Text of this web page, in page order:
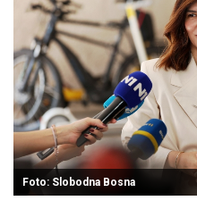
Foto: Slobodna Bosna